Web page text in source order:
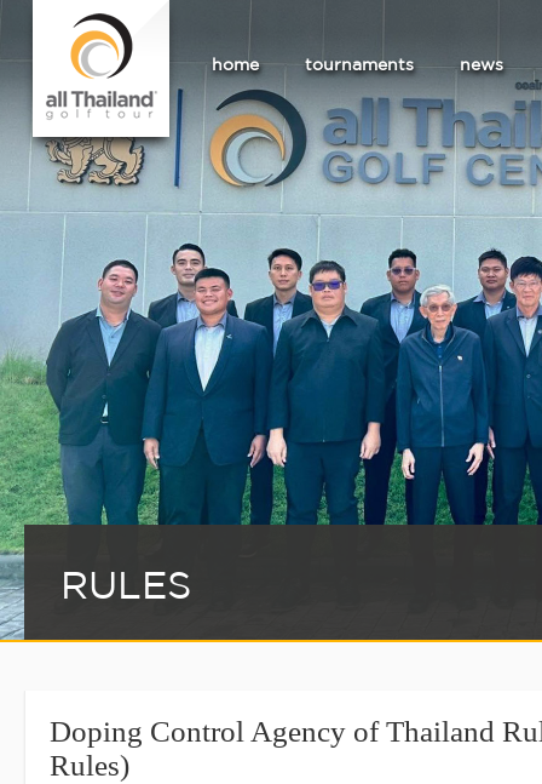
home tournaments news
RULES
Doping Control Agency of Thailand
Rules)